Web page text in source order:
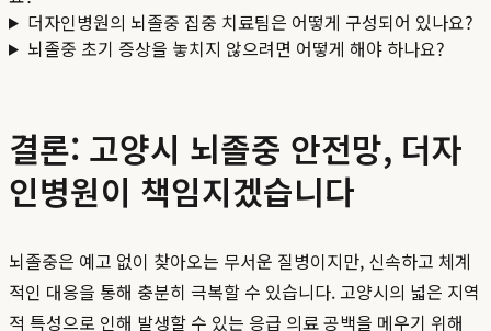
더자인병원의 뇌졸중 집중 치료팀은 어떻게 구성되어 있나요?
뇌졸중 초기 증상을 놓치지 않으려면 어떻게 해야 하나요?
결론: 고양시 뇌졸중 안전망, 더자
인병원이 책임지겠습니다
뇌졸중은 예고 없이 찾아오는 무서운 질병이지만, 신속하고 체계
적인 대응을 통해 충분히 극복할 수 있습니다. 고양시의 넓은 지역
적 특성으로 인해 발생할 수 있는 응급 의료 공백을 메우기 위해